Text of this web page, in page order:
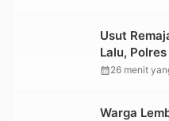
Usut
Lalu,
Datangi
calendar_month26 menit
Warga